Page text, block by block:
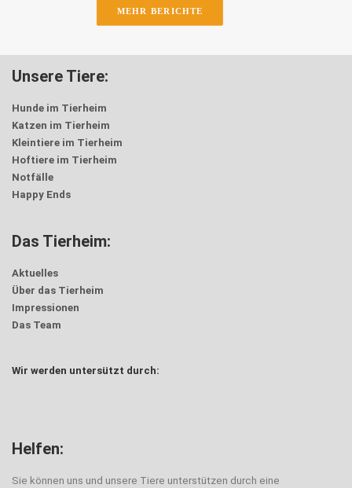
MEHR BERICHTE
Unsere Tiere:
Hunde im Tierheim
Katzen im Tierheim
Kleintiere im Tierheim
Hoftiere im Tierheim
Notfälle
Happy Ends
Das Tierheim:
Aktuelles
Über das Tierheim
Impressionen
Das Team
Wir werden untersützt durch:
Helfen:
Sie können uns und unsere Tiere unterstützen durch eine